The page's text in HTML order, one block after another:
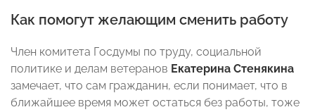
Как помогут желающим сменить работу
Член комитета Госдумы по труду, социальной
политике и делам ветеранов Екатерина Стенякина
замечает, что сам гражданин, если понимает, что в
ближайшее время может остаться без работы, тоже